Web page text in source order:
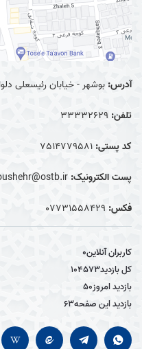
آدرس: بوشهر - خیابان رئیسعلی
تلفن: 33332629
کد پستی: 7514779581
پست الکترونیک:
فکس: 0۷۷۳۱۵۵۸۴۲۹
کاربران آنلاین0
کل بازدید104573
بازدید امروز50
بازدید این صفحه63